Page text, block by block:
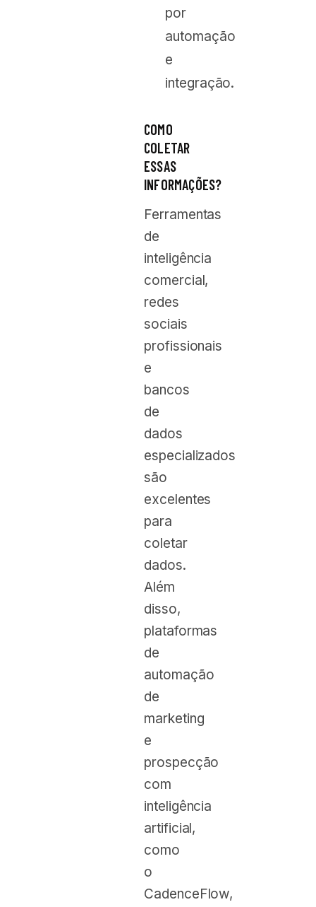
por
automação
e
integração.
COMO
COLETAR
ESSAS
INFORMAÇÕES?
Ferramentas
de
inteligência
comercial,
redes
sociais
profissionais
e
bancos
de
dados
especializados
são
excelentes
para
coletar
dados.
Além
disso,
plataformas
de
automação
de
marketing
e
prospecção
com
inteligência
artificial,
como
o
CadenceFlow,